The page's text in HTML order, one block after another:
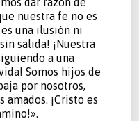
nuestra fe no es
es una ilusión ni
salida! ¡Nuestra
a una
Somos hijos de
por nosotros,
¡Cristo es